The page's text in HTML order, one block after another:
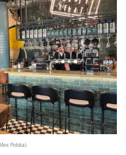
Polska)